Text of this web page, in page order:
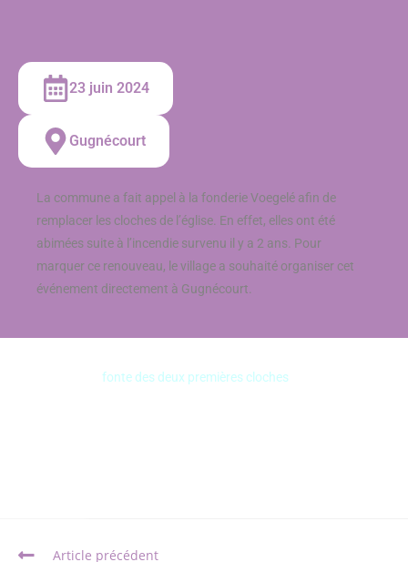
23 juin 2024
Gugnécourt
La commune a fait appel à la fonderie Voegelé afin de
remplacer les cloches de l’église. En effet, elles ont été
abimées suite à l’incendie survenu il y a 2 ans. Pour
marquer ce renouveau, le village a souhaité organiser cet
événement directement à Gugnécourt.
fonte des deux premières cloches
Article précédent